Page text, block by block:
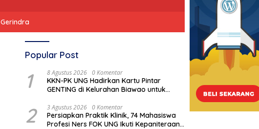
Gerindra
Popular Post
1 8 Agustus 2026 0 Komentar
KKN-PK UNG Hadirkan Kartu Pintar
GENTING di Kelurahan Biawao untuk
2 3 Agustus 2026 0 Komentar
Persiapkan Praktik Klinik, 74 Mahasiswa
Profesi Ners FOK UNG Ikuti Kepaniteraan